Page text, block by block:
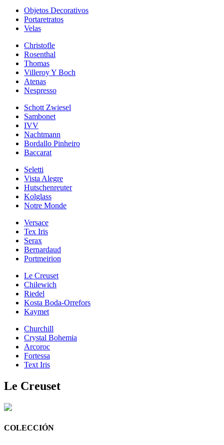
Objetos Decorativos
Portaretratos
Velas
Christofle
Rosenthal
Thomas
Villeroy Y Boch
Atenas
Nespresso
Schott Zwiesel
Sambonet
IVV
Nachtmann
Bordallo Pinheiro
Baccarat
Seletti
Vista Alegre
Hutschenreuter
Kolglass
Notre Monde
Versace
Tex Iris
Serax
Bernardaud
Portmeirion
Le Creuset
Chilewich
Riedel
Kosta Boda-Orrefors
Kaymet
Churchill
Crystal Bohemia
Arcoroc
Fortessa
Text Iris
Le Creuset
COLECCIÓN